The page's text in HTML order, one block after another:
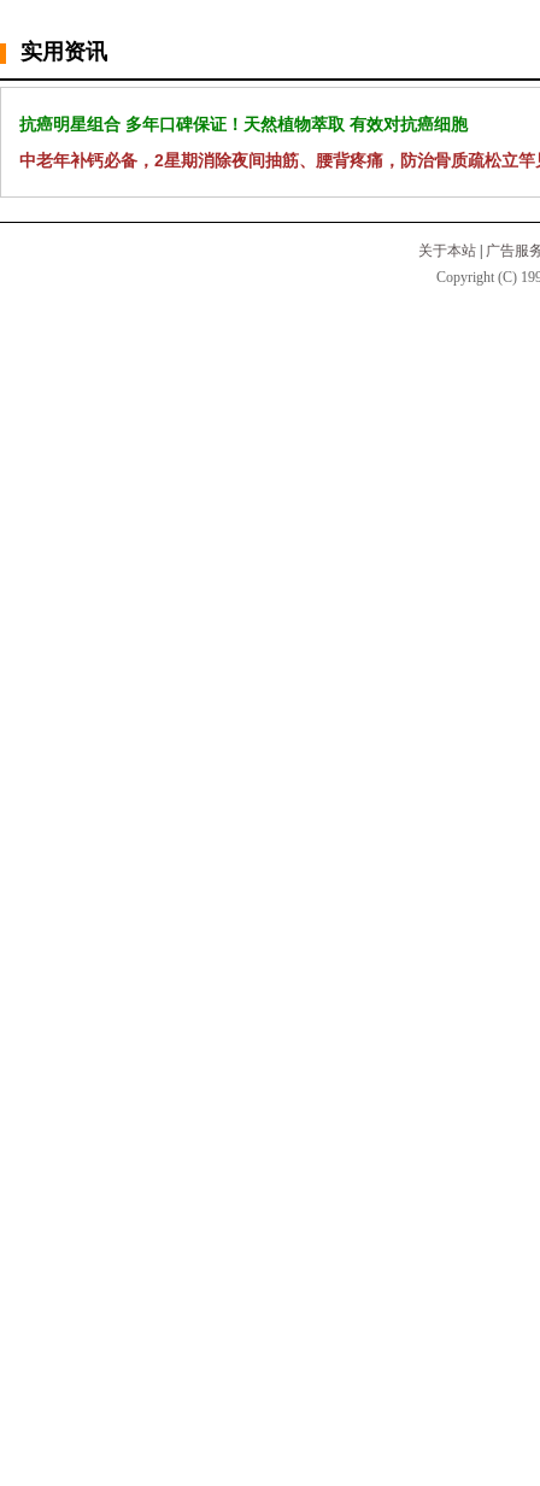
实用资讯
抗癌明星组合 多年口碑保证！天然植物萃取 有效对抗癌细胞
中老年补钙必备，2星期消除夜间抽筋、腰背疼痛，防治骨质疏松立竿
关于本站
广告服
Copyright (C)